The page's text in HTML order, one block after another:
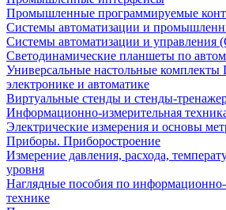
Промышленные программируемые
Системы автоматизации и
Системы автоматизации и управления
Светодинамические планшеты по
Универсальные настольные
электронике и автоматике
Виртуальные стенды и стенды-
Информационно-измерительная
Электрические измерения и основы
Приборы. Приборостроение
Измерение давления, расхода,
уровня
Наглядные пособия по
технике